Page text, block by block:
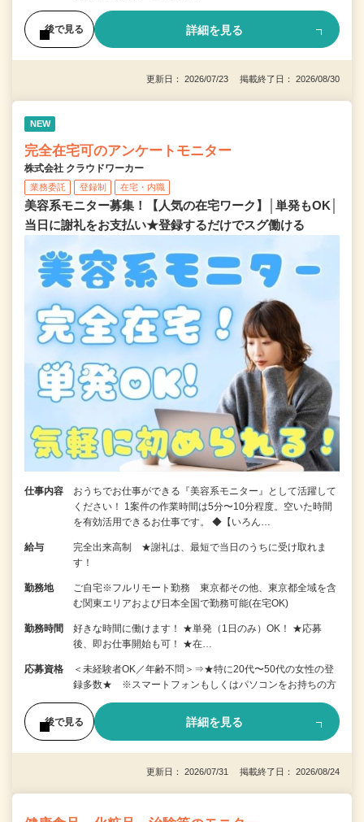
後で見る 詳細を見る
更新日： 2026/07/23 掲載終了日： 2026/08/30
NEW
完全在宅可のアンケートモニター
株式会社 クラウドワーカー
業務委託 登録制 在宅・内職
美容系モニター募集！【人気の在宅ワーク】│単発もOK│
当日に謝礼をお支払い★登録するだけでスグ働ける
仕事内容
おうちでお仕事ができる『美容系モニター』として活躍して
ください！ 1案件の作業時間は5分〜10分程度。空いた時間
を有効活用できるお仕事です。 ◆【いろん…
給与
完全出来高制 ★謝礼は、最短で当日のうちに受け取れま
す！
勤務地
ご自宅※フルリモート勤務 東京都その他、東京都全域を含
む関東エリアおよび日本全国で勤務可能(在宅OK)
勤務時間
好きな時間に働けます！ ★単発（1日のみ）OK！ ★応募
後、即お仕事開始も可！ ★在…
応募資格
＜未経験者OK／年齢不問＞⇒★特に20代〜50代の女性の登
録多数★ ※スマートフォンもしくはパソコンをお持ちの方
後で見る 詳細を見る
更新日： 2026/07/31 掲載終了日： 2026/08/24